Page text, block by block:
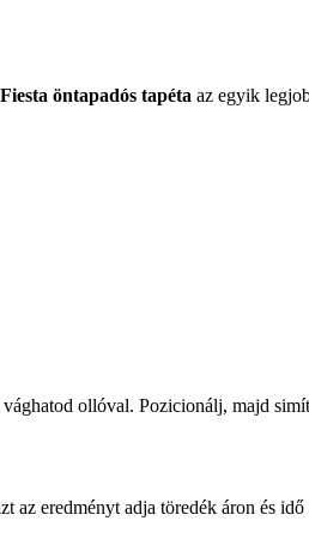
Fiesta öntapadós tapéta az egyik
ollóval. Pozicionálj, majd
az eredményt adja töredék áron és idő